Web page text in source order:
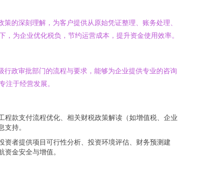
的深刻理解，为客户提供从原始凭证整理、账务处理、
为企业优化税负，节约运营成本，提升资金使用效率。
政审批部门的流程与要求，能够为企业提供专业的咨询
于经营发展。
程款支付流程优化、相关财税政策解读（如增值税、企业
持。
资者提供项目可行性分析、投资环境评估、财务预测建
金安全与增值。